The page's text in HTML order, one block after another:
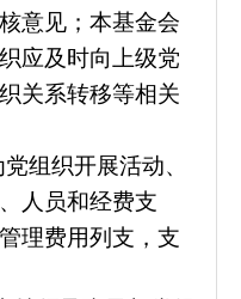
意见；本基金会
应及时向上级党
关系转移等相关
组织开展活动、
人员和经费支
理费用列支，支